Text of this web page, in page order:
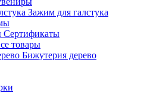
Зажим для галстука
Сертификаты
товары
Бижутерия дерево